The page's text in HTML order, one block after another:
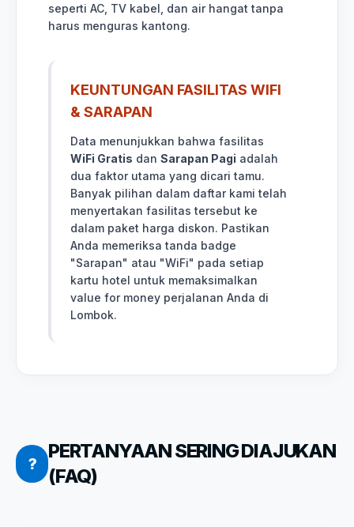
seperti AC, TV kabel, dan air hangat tanpa
harus menguras kantong.
KEUNTUNGAN FASILITAS WIFI
& SARAPAN
Data menunjukkan bahwa fasilitas
WiFi Gratis dan Sarapan Pagi adalah
dua faktor utama yang dicari tamu.
Banyak pilihan dalam daftar kami telah
menyertakan fasilitas tersebut ke
dalam paket harga diskon. Pastikan
Anda memeriksa tanda badge
"Sarapan" atau "WiFi" pada setiap
kartu hotel untuk memaksimalkan
value for money perjalanan Anda di
Lombok.
?
PERTANYAAN SERING DIAJUKAN
(FAQ)